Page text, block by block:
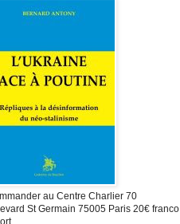
au Centre Charlier 70
St Germain 75005 Paris 20€ franco